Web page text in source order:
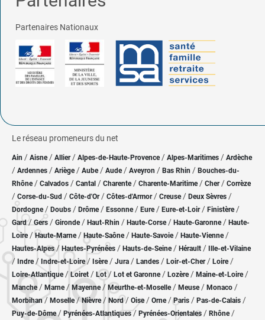
Partenaires Nationaux
Le réseau promeneurs du net
Ain / Aisne/ Allier/ Alpes-de-Haute-Provence / Alpes-Maritimes / Ardèche
/ Ardennes / Ariège/ Aube/ Aude / Aveyron / Bas Rhin / Bouches-du-
Rhône/ Calvados / Cantal / Charente / Charente-Maritime/ Cher / Corrèze
/ Corse-du-Sud / Côte-d'Or / Côtes-d'Armor/ Creuse/ Deux Sèvres /
Dordogne/ Doubs / Drôme/ Essonne / Eure/ Eure-et-Loir / Finistère/
Gard/Gers / Gironde/ Haut-Rhin / Haute-Corse/ Haute-Garonne/ Haute-
Loire/Haute-Marne/ Haute-Saône/ Haute-Savoie/ Haute-Vienne/
Hautes-Alpes/ Hautes-Pyrénées / Hauts-de-Seine/ Hérault / Ille-et-Vilaine
/ Indre/ Indre-et-Loire/ Isère/ Jura / Landes / Loir-et-Cher/ Loire/
Loire-Atlantique/ Loiret / Lot/ Lot et Garonne/ Lozère / Maine-et-Loire/
Manche/ Marne/ Mayenne/ Meurthe-et-Moselle/ Meuse/ Monaco /
Morbihan/ Moselle/ Nièvre / Nord/ Oise / Orne/Paris / Pas-de-Calais /
Puy-de-Dôme/ Pyrénées-Atlantiques / Pyrénées-Orientales / Rhône/